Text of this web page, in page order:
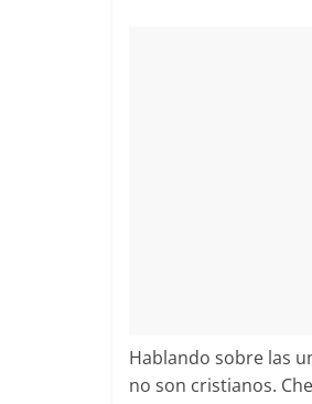
Hablando sobre las
no son cristianos.